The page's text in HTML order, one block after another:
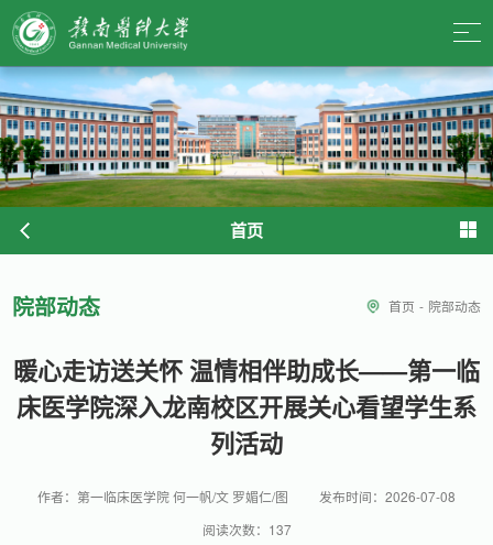
首页
院部动态 首页 - 院部动态
暖心走访送关怀 温情相伴助成长——第一临
床医学院深入龙南校区开展关心看望学生系
列活动
作者：第一临床医学院 何一帆/文 罗媚仁/图
发布时间：2026-07-08
阅读次数： 137